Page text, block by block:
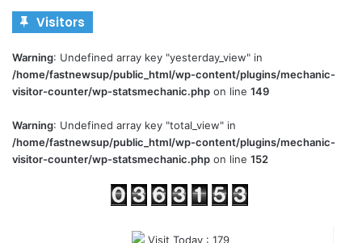
Visitors
Warning: Undefined array key "yesterday_view" in
/home/fastnewsup/public_html/wp-content/plugins/mechanic-
visitor-counter/wp-statsmechanic.php on line 149
Warning: Undefined array key "total_view" in
/home/fastnewsup/public_html/wp-content/plugins/mechanic-
visitor-counter/wp-statsmechanic.php on line 152
Visit Today : 179